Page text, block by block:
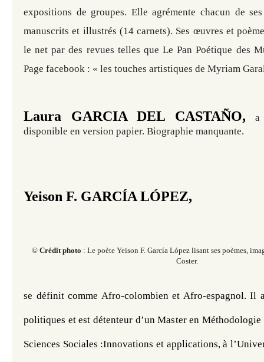
expositions de groupes. Elle agrémente chacun de
manuscrits et illustrés (14 carnets). Ses œuvres et
le net par des revues telles que Le Pan Poétique des
Page facebook : « les touches artistiques de Myriam
Laura GARCIA DEL CASTAÑO,a
disponible en version papier. Biographie manquante.
Yeison F. GARCÍA LÓPEZ,
​© Crédit photo : Le poète Yeison F. García López lisant ses poèmes,
Coster.
se définit comme Afro-colombien et Afro-espagnol. Il
politiques et est détenteur d’un Master en
Sciences Sociales :Innovations et applications, à